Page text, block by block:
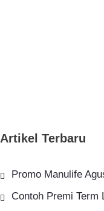
Artikel Terbaru
Promo Manulife
Contoh Premi Term